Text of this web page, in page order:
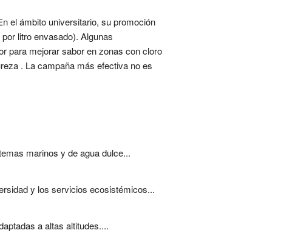
el ámbito universitario, su promoción
litro envasado). Algunas
para mejorar sabor en zonas con cloro
. La campaña más efectiva no es
marinos y de agua dulce...
y los servicios ecosistémicos...
a altas altitudes....